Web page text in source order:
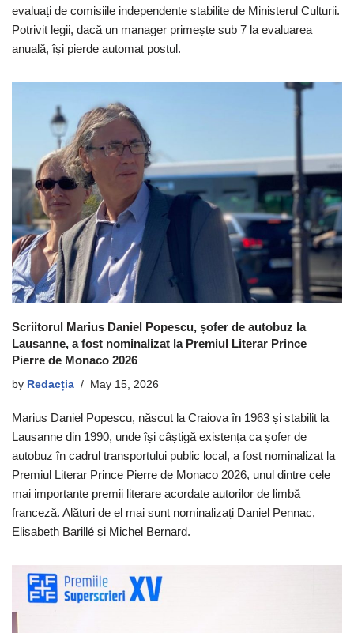
evaluați de comisiile independente stabilite de Ministerul Culturii.
Potrivit legii, dacă un manager primește sub 7 la evaluarea
anuală, își pierde automat postul.
Scriitorul Marius Daniel Popescu, șofer de autobuz la
Lausanne, a fost nominalizat la Premiul Literar Prince
Pierre de Monaco 2026
by Redacția May 15, 2026
Marius Daniel Popescu, născut la Craiova în 1963 și stabilit la
Lausanne din 1990, unde își câștigă existența ca șofer de
autobuz în cadrul transportului public local, a fost nominalizat la
Premiul Literar Prince Pierre de Monaco 2026, unul dintre cele
mai importante premii literare acordate autorilor de limbă
franceză. Alături de el mai sunt nominalizați Daniel Pennac,
Elisabeth Barillé și Michel Bernard.